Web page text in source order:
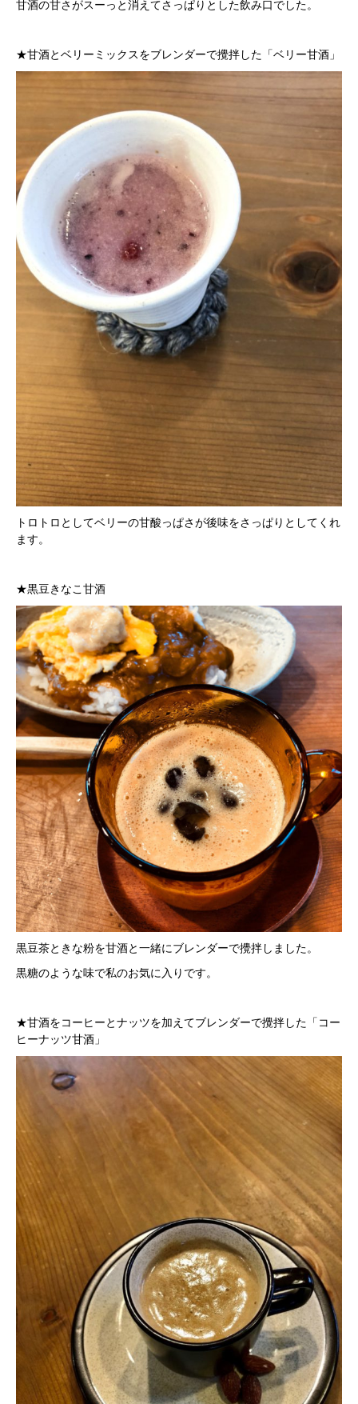
甘酒の甘さがスーっと消えてさっぱりとした飲み口でした。
★甘酒とベリーミックスをブレンダーで攪拌した「ベリー甘酒」
トロトロとしてベリーの甘酸っぱさが後味をさっぱりとしてくれ
ます。
★黒豆きなこ甘酒
黒豆茶ときな粉を甘酒と一緒にブレンダーで攪拌しました。
黒糖のような味で私のお気に入りです。
★甘酒をコーヒーとナッツを加えてブレンダーで攪拌した「コー
ヒーナッツ甘酒」